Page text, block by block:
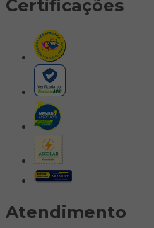
Certificações
Atendimento